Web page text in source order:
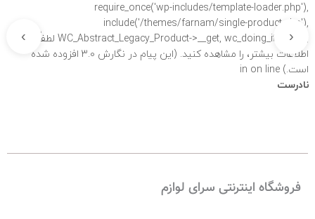
require_once('wp-includes/template-loader.php'),
include('/themes/farnam/single-product.php'),
WC_Abstract_Legacy_Product->__get, wc_doing_it_wrong لطفاً برای
اطلاعات بیشتر،
را مشاهده کنید. (این پیام در نگارش 3.0 افزوده شده
است.) in on line
نادرست
‹
›
فروشگاه اینترنتی سرای لوازم